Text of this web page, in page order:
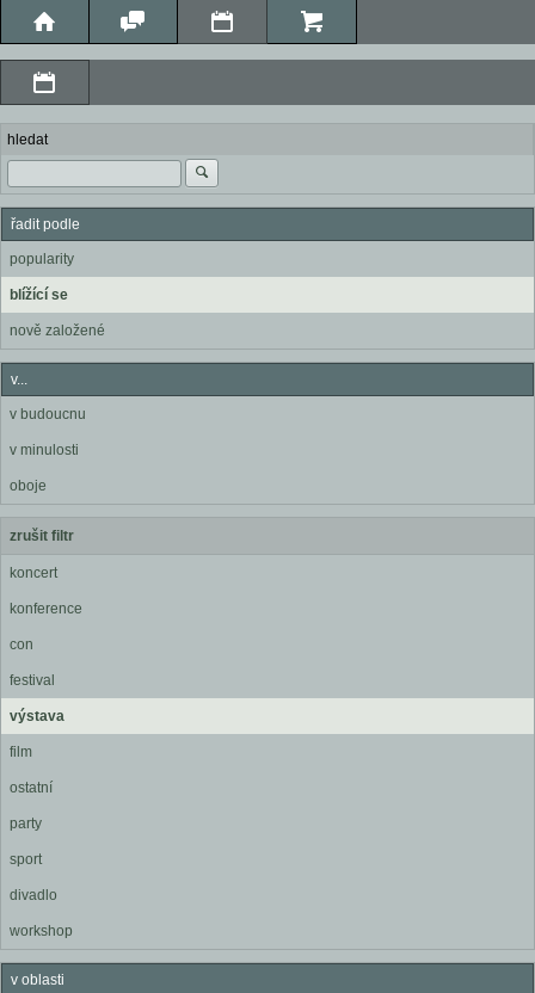
hledat
řadit podle
popularity
blížící se
nově založené
v...
v budoucnu
v minulosti
oboje
zrušit filtr
koncert
konference
con
festival
výstava
film
ostatní
party
sport
divadlo
workshop
v oblasti